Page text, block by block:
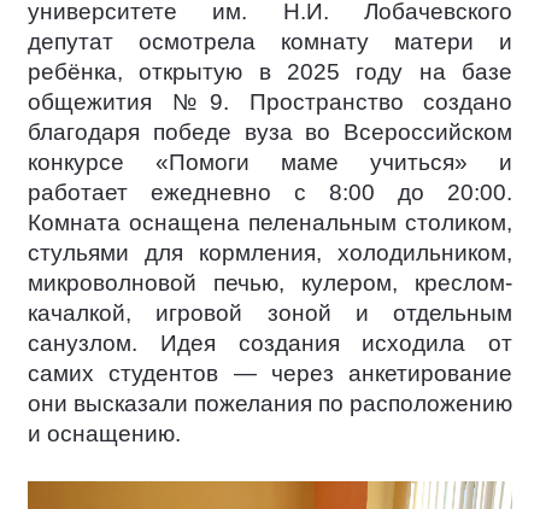
университете им. Н.И. Лобачевского
депутат осмотрела комнату матери и
ребёнка, открытую в 2025 году на базе
общежития №9. Пространство создано
благодаря победе вуза во Всероссийском
конкурсе «Помоги маме учиться» и
работает ежедневно с 8:00 до 20:00.
Комната оснащена пеленальным столиком,
стульями для кормления, холодильником,
микроволновой печью, кулером, креслом-
качалкой, игровой зоной и отдельным
санузлом. Идея создания исходила от
самих студентов — через анкетирование
они высказали пожелания по расположению
и оснащению.